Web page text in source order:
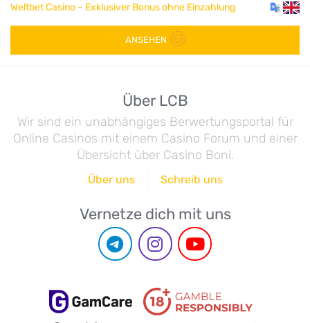
Weltbet Casino – Exklusiver Bonus ohne Einzahlung
ANSEHEN
Über LCB
Wir sind ein unabhängiges Berwertungsportal für
Online Casinos mit einem Casino Forum und einer
Übersicht über Casino Boni.
Über uns Schreib uns
Vernetze dich mit uns